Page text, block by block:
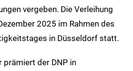
vergeben. Die Verleihung
2025 im Rahmen des
in Düsseldorf statt.
prämiert der DNP in